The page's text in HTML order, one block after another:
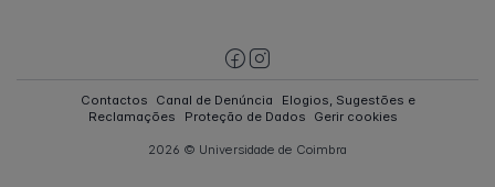
2026 © Universidade de Coimbra
Contactos Canal de Denúncia
Elogios, Sugestões e
Reclamações
Proteção de Dados Gerir cookies